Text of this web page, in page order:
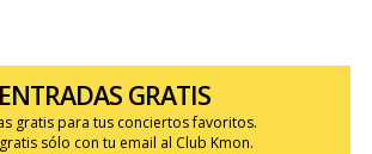
ENTRADAS GRATIS
gratis para tus conciertos favoritos.
sólo con tu email al Club Kmon.